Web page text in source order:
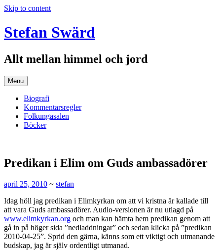
Skip to content
Stefan Swärd
Allt mellan himmel och jord
Menu
Biografi
Kommentarsregler
Folkungasalen
Böcker
Predikan i Elim om Guds ambassadörer
april 25, 2010 ~ stefan
Idag höll jag predikan i Elimkyrkan om att vi kristna är kallade till
att vara Guds ambassadörer. Audio-versionen är nu utlagd på
www.elimkyrkan.org och man kan hämta hem predikan genom att
gå in på höger sida ”nedladdningar” och sedan klicka på ”predikan
2010-04-25”. Sprid den gärna, känns som ett viktigt och utmanande
budskap, jag är själv ordentligt utmanad.